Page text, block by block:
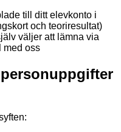
till ditt elevkonto i
och teoriresultat)
väljer att lämna via
med oss